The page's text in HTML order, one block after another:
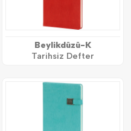
Beylikdüzü-K
Tarihsiz Defter